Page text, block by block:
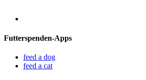
Futterspenden-Apps
feed a dog
feed a cat